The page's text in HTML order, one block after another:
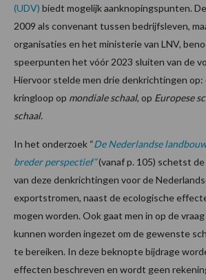
(UDV) biedt mogelijk aanknopingspunten.
2009 als convenant tussen bedrijfsleven,
organisaties en het ministerie van LNV,
speerpunten het vóór 2023 sluiten van de
Hiervoor stelde men drie denkrichtingen op:
kringloop op mondiale schaal, op Europese
schaal.
In het onderzoek “De Nederlandse
breder perspectief”(vanaf p. 105) schetst
van deze denkrichtingen voor de
exportstromen, naast de ecologische
mogen worden. Ook gaat men in op de
kunnen worden ingezet om de gewenste
te bereiken. In deze beknopte bijdrage
effecten beschreven en wordt geen